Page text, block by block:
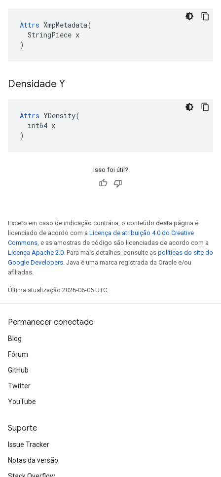
Attrs XmpMetadata(
  StringPiece x
)
Densidade Y
Attrs YDensity(
  int64 x
)
Isso foi útil?
Exceto em caso de indicação contrária, o conteúdo desta página é
licenciado de acordo com a Licença de atribuição 4.0 do Creative
Commons, e as amostras de código são licenciadas de acordo com a
Licença Apache 2.0. Para mais detalhes, consulte as políticas do site do
Google Developers. Java é uma marca registrada da Oracle e/ou
afiliadas.
Última atualização 2026-06-05 UTC.
Permanecer conectado
Blog
Fórum
GitHub
Twitter
YouTube
Suporte
Issue Tracker
Notas da versão